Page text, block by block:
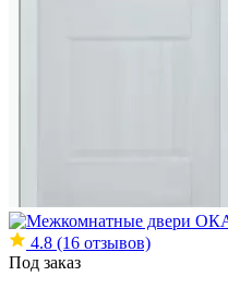
4.8 (16 отзывов)
Под заказ